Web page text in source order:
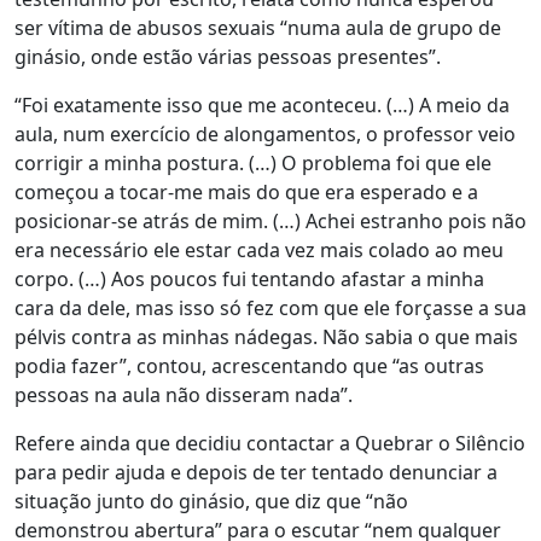
ser vítima de abusos sexuais “numa aula de grupo de
ginásio, onde estão várias pessoas presentes”.
“Foi exatamente isso que me aconteceu. (…) A meio da
aula, num exercício de alongamentos, o professor veio
corrigir a minha postura. (…) O problema foi que ele
começou a tocar-me mais do que era esperado e a
posicionar-se atrás de mim. (…) Achei estranho pois não
era necessário ele estar cada vez mais colado ao meu
corpo. (…) Aos poucos fui tentando afastar a minha
cara da dele, mas isso só fez com que ele forçasse a sua
pélvis contra as minhas nádegas. Não sabia o que mais
podia fazer”, contou, acrescentando que “as outras
pessoas na aula não disseram nada”.
Refere ainda que decidiu contactar a Quebrar o Silêncio
para pedir ajuda e depois de ter tentado denunciar a
situação junto do ginásio, que diz que “não
demonstrou abertura” para o escutar “nem qualquer